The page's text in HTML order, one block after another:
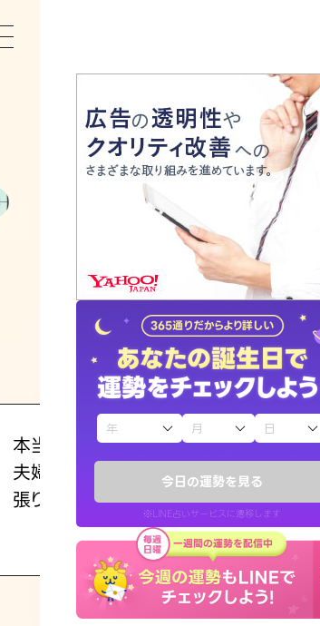
今日の運勢を見る
※LINE占いサービスに遷移します
トップ
ユーザーの声
占いの流れ
おすすめの占い師
よくある質問
えもじの子（占）12星座占い
お知らせ
本当に相談してよかったです。今は
夫婦で乗り越える時期ですね。頑
張ります！
30代 女性